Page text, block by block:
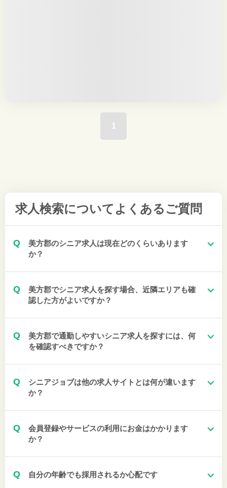
1
求人検索について よくあるご質問
Q
美方郡のシニア求人は現在どのくらいあります
か？
Q
美方郡でシニア求人を探す場合、近隣エリアも確
認した方がよいですか？
Q
美方郡で通勤しやすいシニア求人を探すには、何
を確認すべきですか？
Q
シニアジョブは他の求人サイトとは何が違います
か？
Q
会員登録やサービスの利用にお金はかかります
か？
Q 自分の年齢でも採用されるか心配です